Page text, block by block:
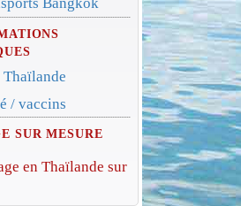
Bangkok
Thaïlande
/ vaccins
SUR MESURE
en Thaïlande sur